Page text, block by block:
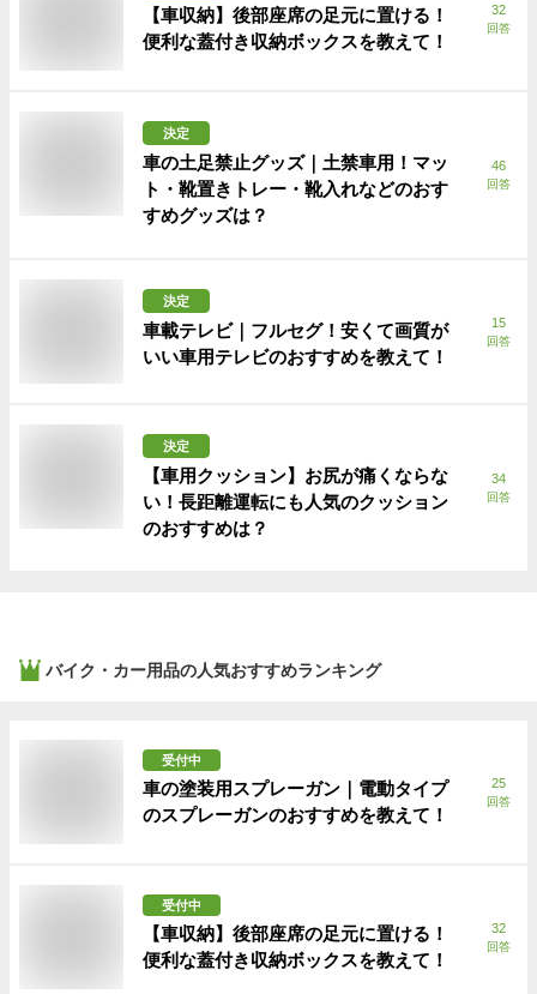
【車収納】後部座席の足元に置ける！
便利な蓋付き収納ボックスを教えて！
32
回答
決定
車の土足禁止グッズ｜土禁車用！マッ
ト・靴置きトレー・靴入れなどのおす
すめグッズは？
46
回答
決定
車載テレビ｜フルセグ！安くて画質が
いい車用テレビのおすすめを教えて！
15
回答
決定
【車用クッション】お尻が痛くならな
い！長距離運転にも人気のクッション
のおすすめは？
34
回答
バイク・カー用品の人気おすすめランキング
受付中
車の塗装用スプレーガン｜電動タイプ
のスプレーガンのおすすめを教えて！
25
回答
受付中
【車収納】後部座席の足元に置ける！
便利な蓋付き収納ボックスを教えて！
32
回答